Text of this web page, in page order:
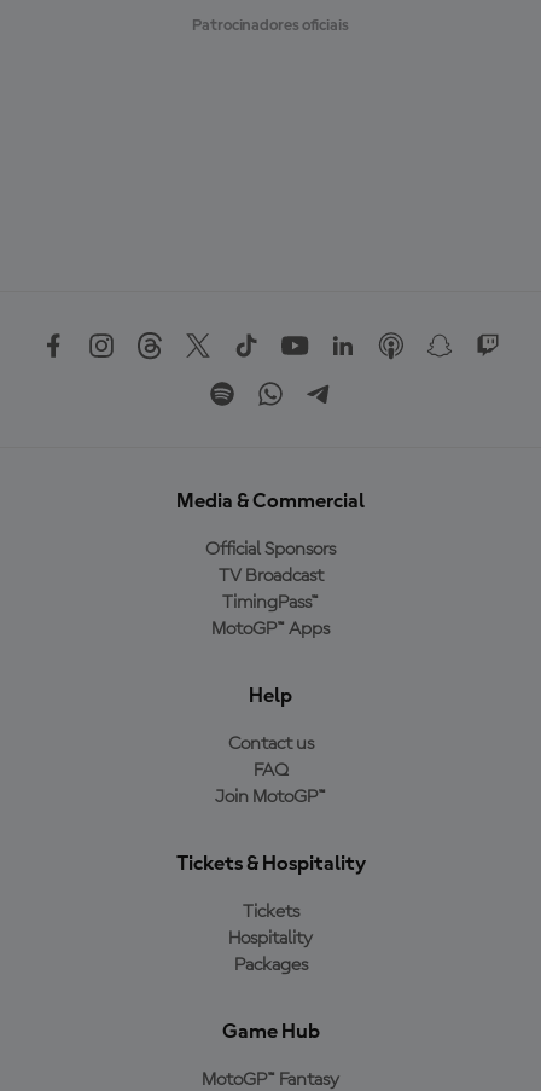
Patrocinadores oficiais
Media & Commercial
Official Sponsors
TV Broadcast
TimingPass™
MotoGP™ Apps
Help
Contact us
FAQ
Join MotoGP™
Tickets & Hospitality
Tickets
Hospitality
Packages
Game Hub
MotoGP™ Fantasy